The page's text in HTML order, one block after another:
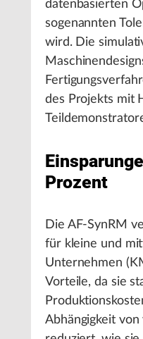
datenbasierten
sogenannten
wird. Die
des Projekts mit
Prozent
Die AF-SynRM
für kleine und
Unternehmen
Vorteile, da sie
Abhängigkeit